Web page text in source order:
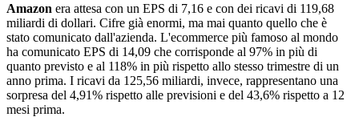
Amazon era attesa con un EPS di 7,16 e con dei ricavi di 119,68
miliardi di dollari. Cifre già enormi, ma mai quanto quello che è
stato comunicato dall'azienda. L'ecommerce più famoso al mondo
ha comunicato EPS di 14,09 che corrisponde al 97% in più di
quanto previsto e al 118% in più rispetto allo stesso trimestre di un
anno prima. I ricavi da 125,56 miliardi, invece, rappresentano una
sorpresa del 4,91% rispetto alle previsioni e del 43,6% rispetto a 12
mesi prima.